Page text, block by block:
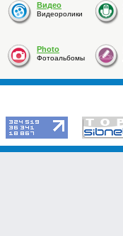
Видео
Видеоролики
Photo
Фотоальбомы